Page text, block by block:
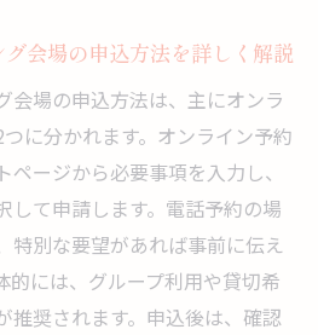
会場の申込方法を詳しく解説
会場の申込方法は、主にオンラ
に分かれます。オンライン予約
ージから必要事項を入力し、
して申請します。電話予約の場
特別な要望があれば事前に伝え
的には、グループ利用や貸切希
推奨されます。申込後は、確認